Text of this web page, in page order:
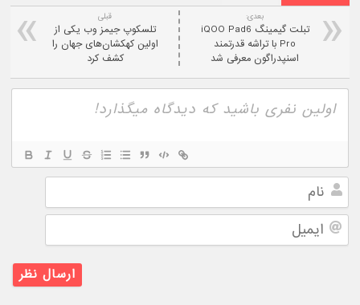
قبلی
تلسکوپ جیمز وب یکی از
اولین کهکشان‌های جهان را
کشف کرد
بعدی:
تبلت گیمینگ iQOO Pad6
Pro با تراشه قدرتمند
اسنپدراگون معرفی شد
ایمیل